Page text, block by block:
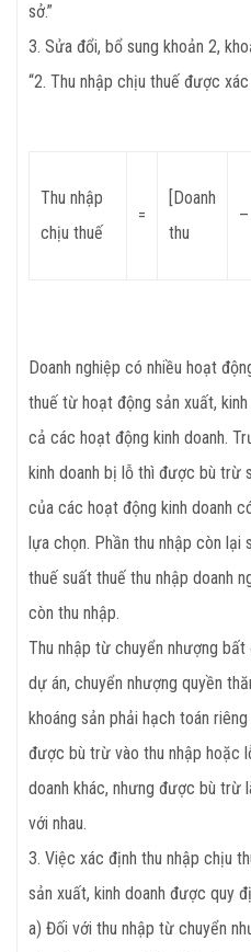
sở.”
3. Sửa đổi, bổ sung khoản 2,
“2. Thu nhập chịu thuế được
Thu nhập
chịu thuế
=
[Doanh
thu
–
Doanh nghiệp có nhiều hoạt
thuế từ hoạt động sản xuất,
cả các hoạt động kinh doanh.
kinh doanh bị lỗ thì được bù trừ
của các hoạt động kinh doanh
lựa chọn. Phần thu nhập còn lại
thuế suất thuế thu nhập doanh
còn thu nhập.
Thu nhập từ chuyển nhượng
dự án, chuyển nhượng quyền
khoáng sản phải hạch toán
được bù trừ vào thu nhập hoặc
doanh khác, nhưng được bù trừ
với nhau.
3. Việc xác định thu nhập chịu
sản xuất, kinh doanh được quy
a) Đối với thu nhập từ chuyển